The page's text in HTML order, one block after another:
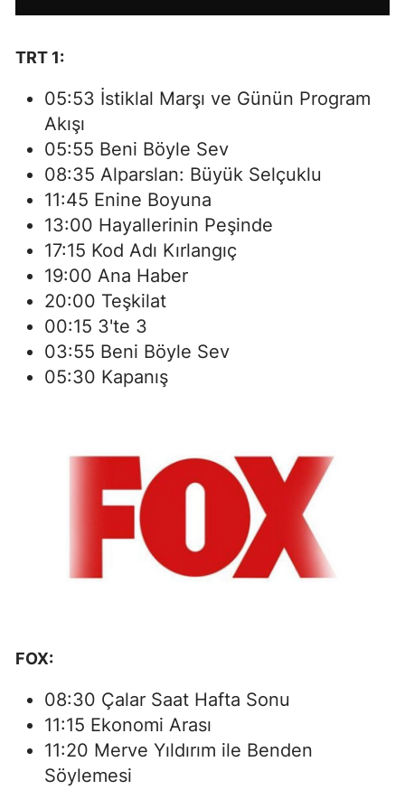
TRT 1:
05:53 İstiklal Marşı ve Günün Program
Akışı
05:55 Beni Böyle Sev
08:35 Alparslan: Büyük Selçuklu
11:45 Enine Boyuna
13:00 Hayallerinin Peşinde
17:15 Kod Adı Kırlangıç
19:00 Ana Haber
20:00 Teşkilat
00:15 3'te 3
03:55 Beni Böyle Sev
05:30 Kapanış
FOX:
08:30 Çalar Saat Hafta Sonu
11:15 Ekonomi Arası
11:20 Merve Yıldırım ile Benden
Söylemesi